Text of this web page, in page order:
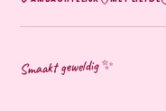
Smaakt geweldig ✨